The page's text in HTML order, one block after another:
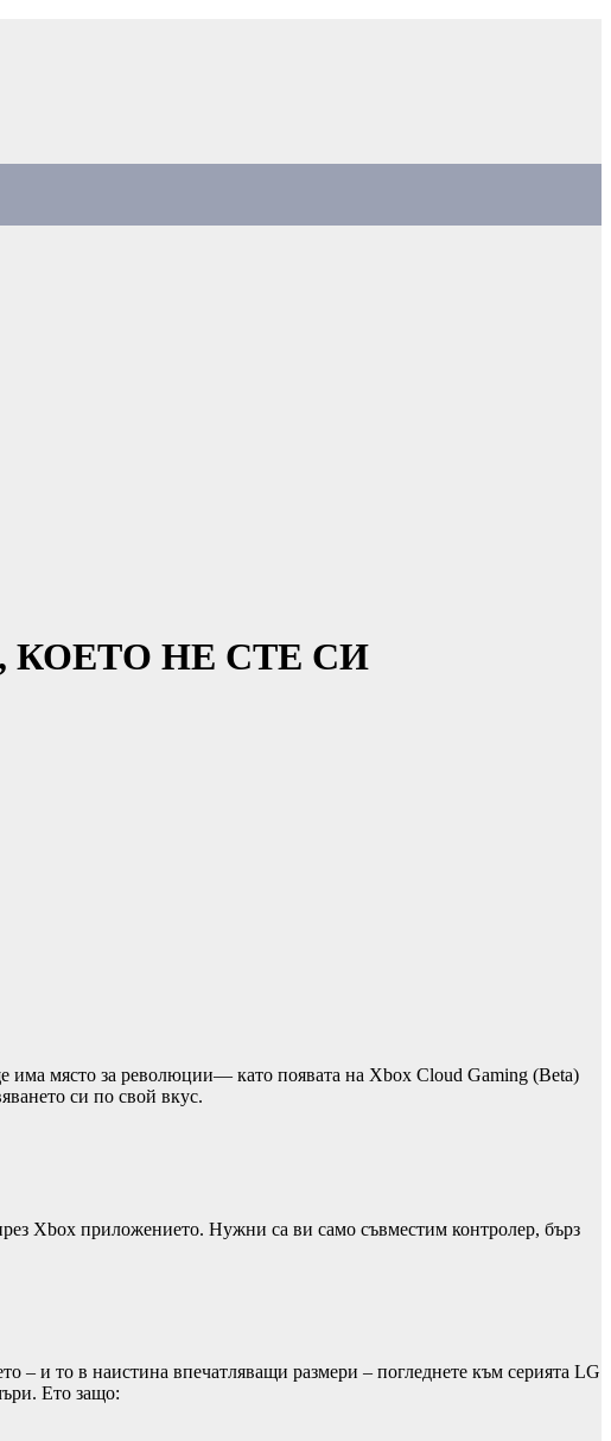
КОЕТО НЕ СТЕ СИ
има място за революции— като появата на Xbox Cloud Gaming (Beta)
си по свой вкус.
Xbox приложението. Нужни са ви само съвместим контролер, бърз
– и то в наистина впечатляващи размери – погледнете към серията LG
Ето защо: